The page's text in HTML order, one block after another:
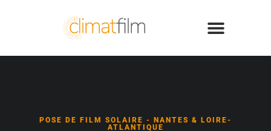
POSE DE FILM SOLAIRE - NANTES & LOIRE-
ATLANTIQUE